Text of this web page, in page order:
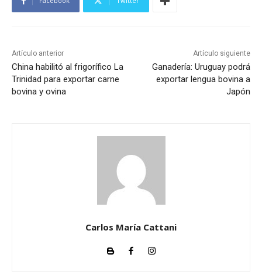
Artículo anterior
China habilitó al frigorífico La
Trinidad para exportar carne
bovina y ovina
Artículo siguiente
Ganadería: Uruguay podrá
exportar lengua bovina a
Japón
Carlos María Cattani